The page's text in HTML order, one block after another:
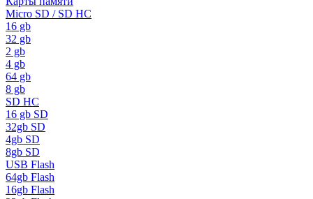
Micro SD / SD HC
16 gb
32 gb
2 gb
4 gb
64 gb
8 gb
SD HC
16 gb SD
32gb SD
4gb SD
8gb SD
USB Flash
64gb Flash
16gb Flash